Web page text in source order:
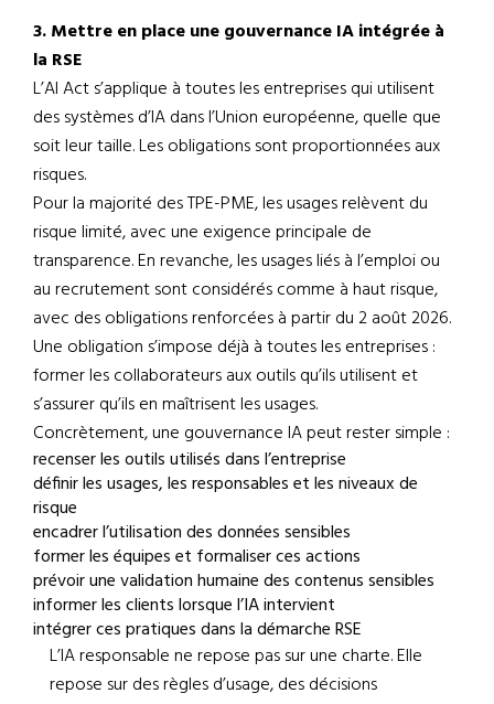
3. Mettre en place une gouvernance IA intégrée à
la RSE
L’AI Act s’applique à toutes les entreprises qui utilisent
des systèmes d’IA dans l’Union européenne, quelle que
soit leur taille. Les obligations sont proportionnées aux
risques.
Pour la majorité des TPE-PME, les usages relèvent du
risque limité, avec une exigence principale de
transparence. En revanche, les usages liés à l’emploi ou
au recrutement sont considérés comme à haut risque,
avec des obligations renforcées à partir du 2 août 2026.
Une obligation s’impose déjà à toutes les entreprises :
former les collaborateurs aux outils qu’ils utilisent et
s’assurer qu’ils en maîtrisent les usages.
Concrètement, une gouvernance IA peut rester simple :
recenser les outils utilisés dans l’entreprise
définir les usages, les responsables et les niveaux de
risque
encadrer l’utilisation des données sensibles
former les équipes et formaliser ces actions
prévoir une validation humaine des contenus sensibles
informer les clients lorsque l’IA intervient
intégrer ces pratiques dans la démarche RSE
L’IA responsable ne repose pas sur une charte. Elle
repose sur des règles d’usage, des décisions